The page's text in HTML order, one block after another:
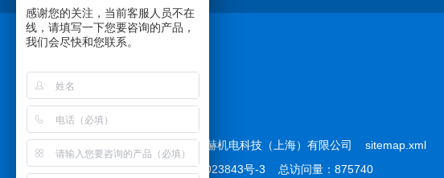
版权所有 © 2026 拓赫机电科技（上海）有限公司 sitemap.xml
备案号：沪ICP备12023843号-3 总访问量：875740
感谢您的关注，当前客服人员不在
线，请填写一下您要咨询的产品，
我们会尽快和您联系。